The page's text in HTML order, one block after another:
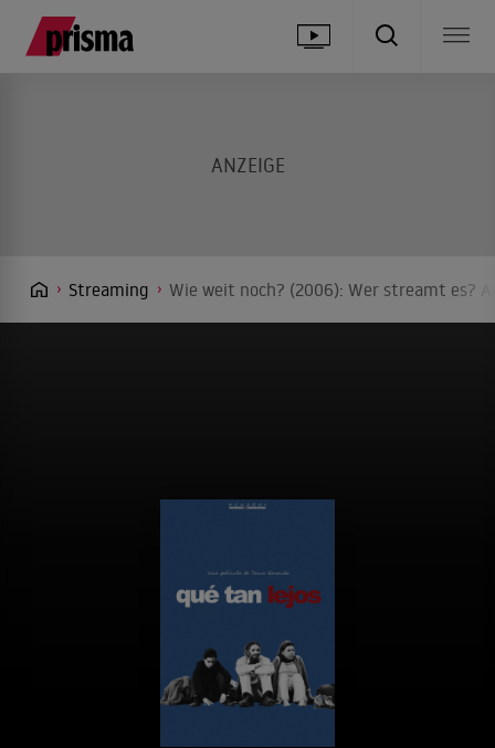
Streaming Wie weit noch? (2006): Wer streamt es?